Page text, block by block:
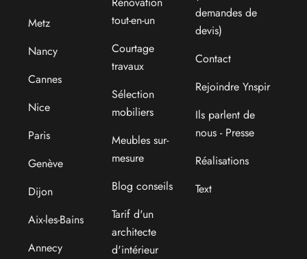
Metz
Nancy
Cannes
Nice
Paris
Genève
Dijon
Aix-les-Bains
Annecy
tout-en-un
Courtage
travaux
Sélection
mobiliers
Meubles sur-
mesure
Blog conseils
Tarif d'un
architecte
d'intérieur
demandes de
devis)
Contact
Rejoindre Ynspir
Ils parlent de
nous - Presse
Réalisations
Text